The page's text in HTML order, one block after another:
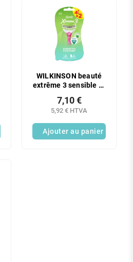
WILKINSON beauté
extrême 3 sensible (6
5,92 € HTVA
7,10 €
Ajouter au panier